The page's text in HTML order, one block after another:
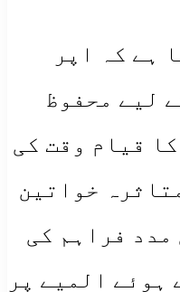
ہے کہ اپر
لیے محفوظ
کا قیام وقت کی
خواتین
مدد فراہم کی
ہوئے المیے پر